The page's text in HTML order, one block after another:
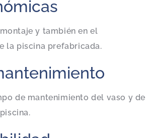
y también en el
la piscina prefabricada.
de mantenimiento del vaso y de